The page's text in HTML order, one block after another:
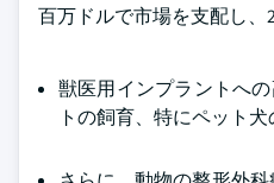
百万ドルで市場を支配し、
獣医用インプラントへ
トの飼育、特にペット